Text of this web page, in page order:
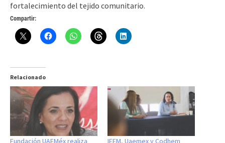
fortalecimiento del tejido comunitario.
Compartir:
Relacionado
Fundación UAEMéx realiza
IEEM, Uaemex y Codhem